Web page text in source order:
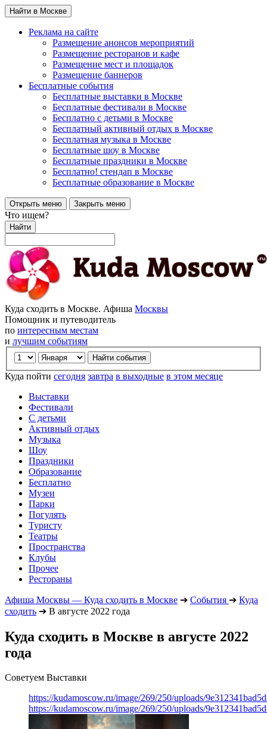
Найти в Москве
Реклама на сайте
Размещение анонсов мероприятий
Размещение ресторанов и кафе
Размещение мест и площадок
Размещение баннеров
Бесплатные события
Бесплатные выставки в Москве
Бесплатные фестивали в Москве
Бесплатно с детьми в Москве
Бесплатный активный отдых в Москве
Бесплатная музыка в Москве
Бесплатные шоу в Москве
Бесплатные праздники в Москве
Бесплатно! стендап в Москве
Бесплатные образование в Москве
Открыть меню Закрыть меню
Что ищем?
Найти
Куда сходить в Москве. Афиша Москвы
Помощник и путеводитель
по интересным местам
и лучшим событиям
Куда пойти сегодня завтра в выходные в этом месяце
Выставки
Фестивали
С детьми
Активный отдых
Музыка
Шоу
Праздники
Образование
Бесплатно
Музеи
Парки
Погулять
Туристу
Театры
Пространства
Клубы
Прочее
Рестораны
Афиша Москвы — Куда сходить в Москве ➔ События ➔ Куда
сходить ➔ В августе 2022 года
Куда сходить в Москве в августе 2022
года
Советуем Выставки
https://kudamoscow.ru/image/269/250/uploads/
https://kudamoscow.ru/image/269/250/uploads/